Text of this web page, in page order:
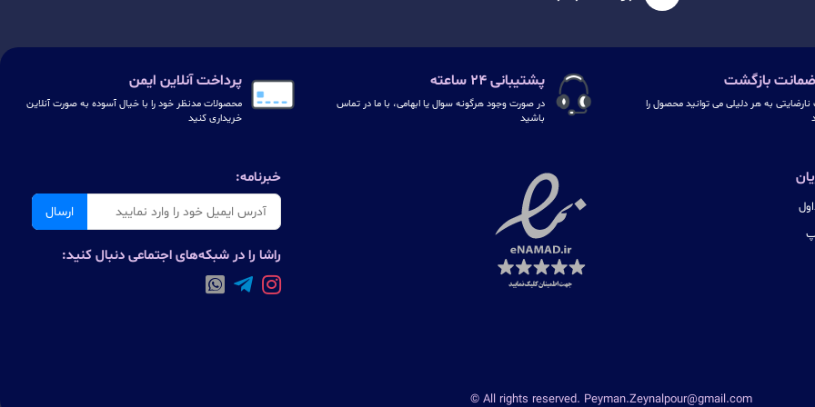
به هر دلیلی می توانید محصول را
پشتیبانی ۲۴ ساعته
در صورت وجود هرگونه سوال یا ابهامی، با ما در تماس
باشید
پرداخت آنلاین ایمن
محصولات مدنظر خود را با خیال آسوده به صورت آنلاین
خریداری کنید
خبرنامه:
ارسال
راشا را در شبکه‌های اجتماعی دنبال کنید:
© All rights reserved. Peyman.Zeynalpour@gmail.com